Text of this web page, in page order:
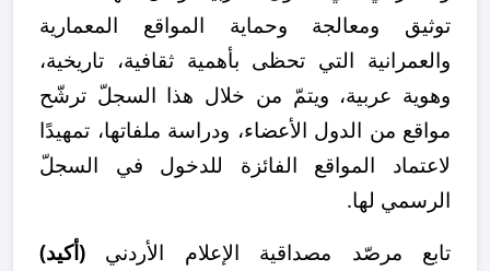
توثيق ومعالجة وحماية المواقع المعمارية
والعمرانية التي تحظى بأهمية ثقافية، تاريخية،
وهوية عربية، ويتمّ من خلال هذا السجلّ ترشّح
مواقع من الدول الأعضاء، ودراسة ملفاتها، تمهيدًا
لاعتماد المواقع الفائزة للدخول في السجلّ
الرسمي لها.
تابع مرصّد مصداقية الإعلام الأردني (أكيد)